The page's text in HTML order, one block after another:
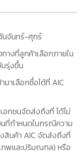
นจันทร์-ศุกร์
างที่ลูกค้าเลือกภายใน
รุ่งขึ้น
มาเลือกซื้อได้ที่ AIC
อกชนจัดส่งถึงที่ ได้ไม่
นที่กำหนดในกรณีความ
สินค้า AIC จัดส่งถึงที่
ทพและปริมณฑล) หรือ